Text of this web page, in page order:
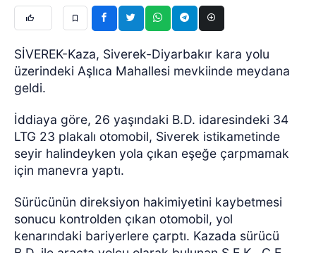
SİVEREK-Kaza, Siverek-Diyarbakır kara yolu
üzerindeki Aşlıca Mahallesi mevkiinde meydana
geldi.
İddiaya göre, 26 yaşındaki B.D. idaresindeki 34
LTG 23 plakalı otomobil, Siverek istikametinde
seyir halindeyken yola çıkan eşeğe çarpmamak
için manevra yaptı.
Sürücünün direksiyon hakimiyetini kaybetmesi
sonucu kontrolden çıkan otomobil, yol
kenarındaki bariyerlere çarptı. Kazada sürücü